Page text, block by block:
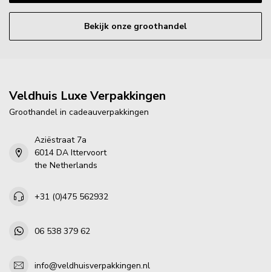
Bekijk onze groothandel
Veldhuis Luxe Verpakkingen
Groothandel in cadeauverpakkingen
Aziëstraat 7a
6014 DA Ittervoort
the Netherlands
+31 (0)475 562932
06 538 379 62
info@veldhuisverpakkingen.nl